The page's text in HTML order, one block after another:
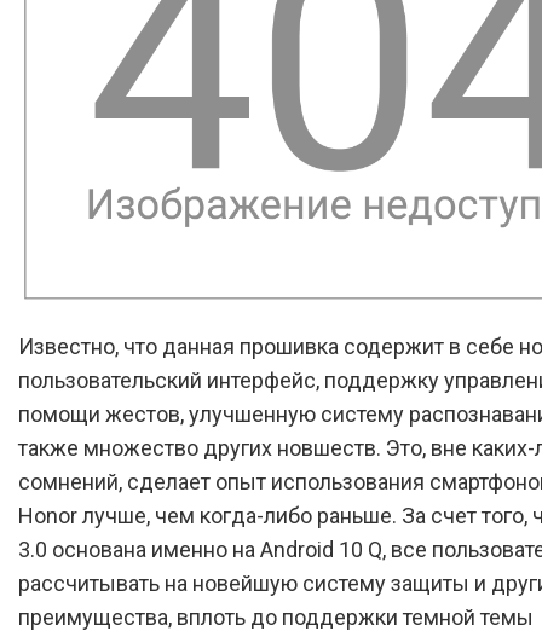
Известно, что данная прошивка содержит в себе
пользовательский интерфейс, поддержку
помощи жестов, улучшенную систему
также множество других новшеств. Это, вне каких-
сомнений, сделает опыт использования
Honor лучше, чем когда-либо раньше. За счет того,
3.0 основана именно на Android 10 Q, все
рассчитывать на новейшую систему защиты и
преимущества, вплоть до поддержки темной темы